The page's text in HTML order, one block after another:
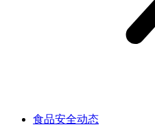
食品安全动态